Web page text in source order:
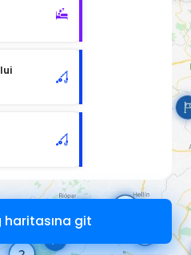
haritasına git